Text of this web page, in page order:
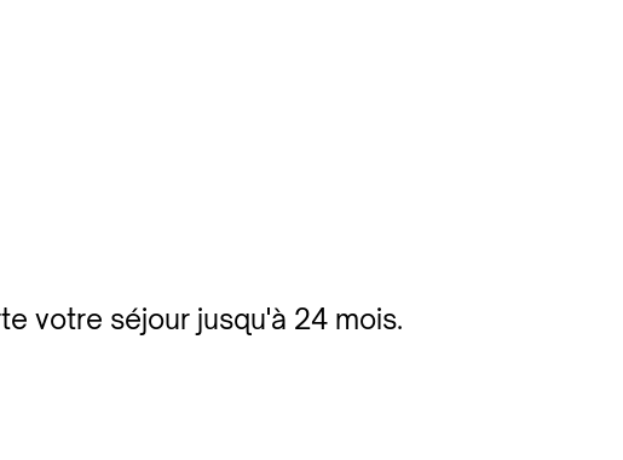
votre séjour jusqu'à 24 mois.